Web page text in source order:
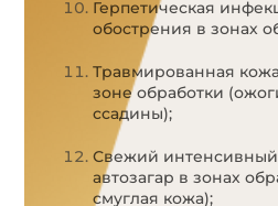
Герпетическая
обострения в зонах
Травмированная
зоне обработки
ссадины);
Свежий интенсивный
автозагар в зонах
смуглая кожа);